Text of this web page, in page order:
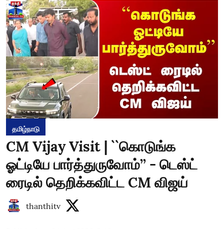
தமிழ்நாடு
CM Vijay Visit | ``கொடுங்க
ஓட்டியே பார்த்துருவோம்’’ - டெஸ்ட்
ரைடில் தெறிக்கவிட்ட CM விஜய்
thanthitv